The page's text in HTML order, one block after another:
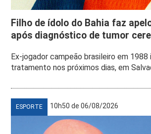
Filho de ídolo do Bahia faz
após diagnóstico de tumor
Ex-jogador campeão brasileiro em 1988
tratamento nos próximos dias, em
ESPORTE 10h50 de 06/08/2026